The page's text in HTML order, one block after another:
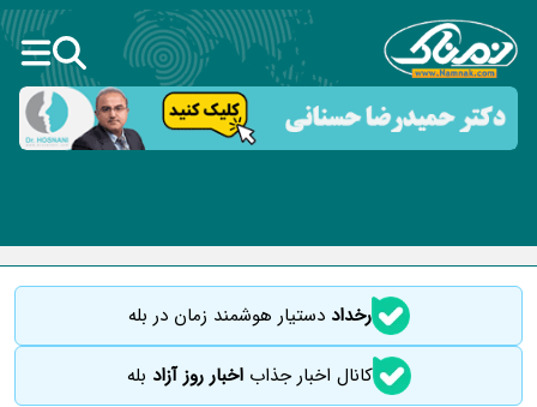
رخداددستیار هوشمند زمان در بله
کانال اخبار جذاباخبار روز آزاد بله